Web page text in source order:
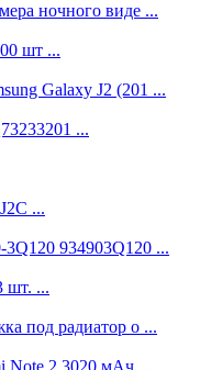
ночного виде ...
шт ...
Galaxy J2 (201 ...
...
...
934903Q120 ...
шт. ...
под радиатор о ...
Note 2 3020 мАч ...